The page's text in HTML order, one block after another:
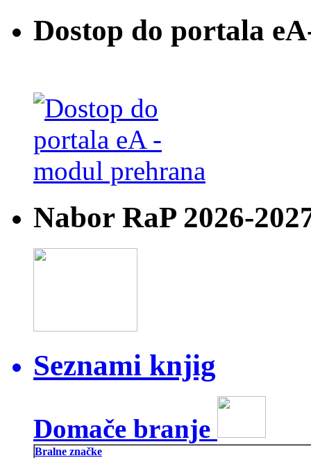
Dostop do portala
Nabor RaP 2026-
Seznami knjig
Domače branje
Bralne značke